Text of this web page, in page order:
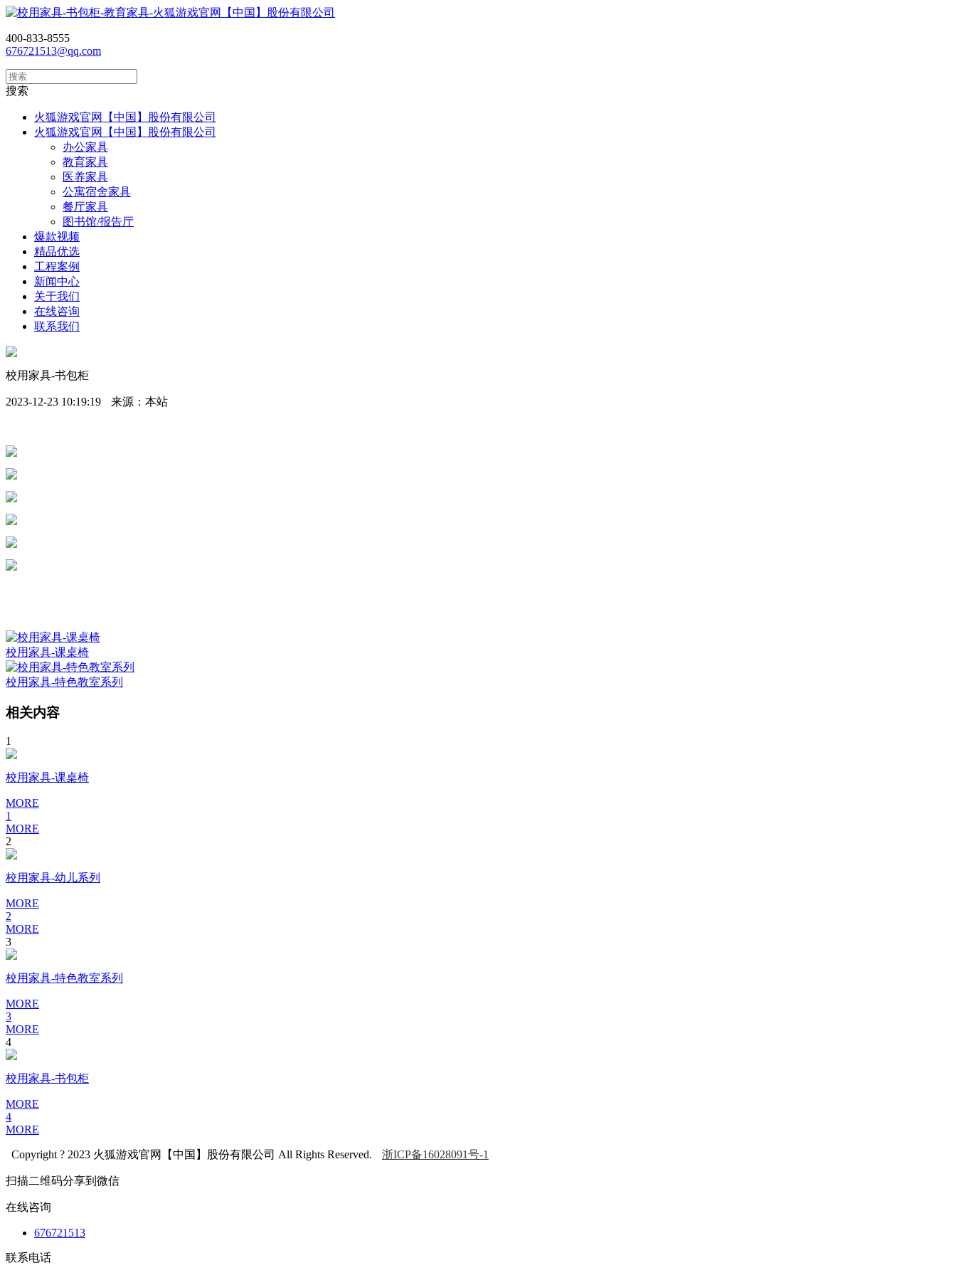
400-833-8555
676721513@qq.com
搜索
火狐游戏官网【中国】股份有限公司
火狐游戏官网【中国】股份有限公司
办公家具
教育家具
医养家具
公寓宿舍家具
餐厅家具
图书馆/报告厅
爆款视频
精品优选
工程案例
新闻中心
关于我们
在线咨询
联系我们
校用家具-书包柜
2023-12-23 10:19:19 来源：本站
校用家具-课桌椅
校用家具-特色教室系列
相关内容
1
校用家具-课桌椅
MORE
1
MORE
2
校用家具-幼儿系列
MORE
2
MORE
3
校用家具-特色教室系列
MORE
3
MORE
4
校用家具-书包柜
MORE
4
MORE
Copyright ? 2023 火狐游戏官网【中国】股份有限公司 All Rights Reserved. 浙ICP备16028091号-1
扫描二维码分享到微信
在线咨询
676721513
联系电话